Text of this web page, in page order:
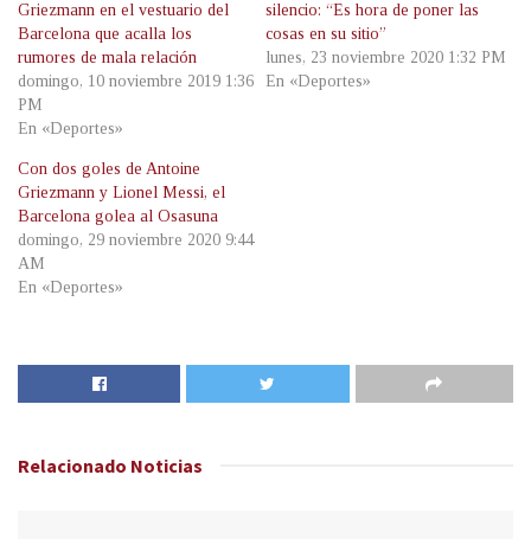
Griezmann en el vestuario del
Barcelona que acalla los
rumores de mala relación
domingo, 10 noviembre 2019 1:36
PM
En «Deportes»
silencio: “Es hora de poner las
cosas en su sitio”
lunes, 23 noviembre 2020 1:32 PM
En «Deportes»
Con dos goles de Antoine
Griezmann y Lionel Messi, el
Barcelona golea al Osasuna
domingo, 29 noviembre 2020 9:44
AM
En «Deportes»
Relacionado Noticias